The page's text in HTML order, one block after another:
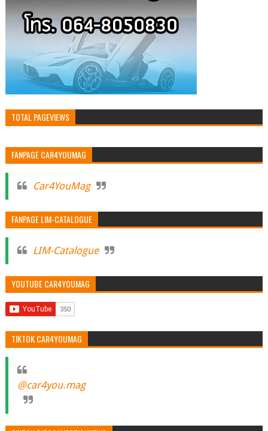
TOTAL PAGEVIEWS
FANPAGE CAR4YOUMAG
Car4YouMag
FANPAGE LIM-CATALOGUE
LIM-Catalogue
YOUTUBE CAR4YOUMAG
TIKTOK CAR4YOUMAG
@car4you.mag